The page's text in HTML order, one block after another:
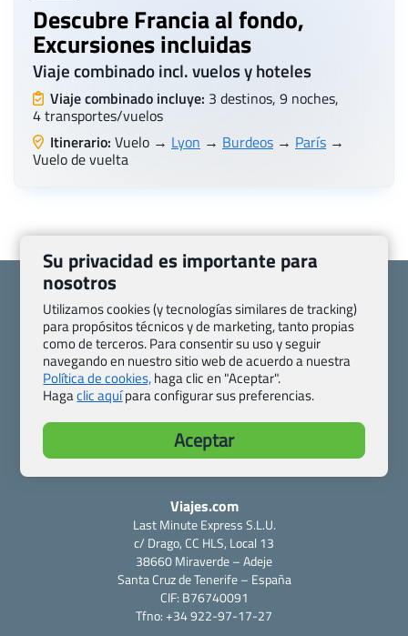
Descubre Francia al fondo,
Excursiones incluidas
Viaje combinado incl. vuelos y hoteles
Viaje combinado incluye: 3 destinos, 9 noches,
4 transportes/vuelos
Itinerario: Vuelo → Lyon → Burdeos → París →
Vuelo de vuelta
Quienes somos
Contacto
Pasaporte, Visado, Salud y otras disposiciones específicas
Blog de Viajes.com
Registro de agencias
Preguntas frecuentes
Condiciones generales
Política de privacidad y cookies
Viajes.com
Last Minute Express S.L.U.
c/ Drago, CC HLS, Local 13
38660 Miraverde – Adeje
Santa Cruz de Tenerife – España
CIF: B76740091
Tfno: +34 922-97-17-27
Su privacidad es importante para
nosotros
Utilizamos cookies (y tecnologías similares de tracking)
para propósitos técnicos y de marketing, tanto propias
como de terceros. Para consentir su uso y seguir
navegando en nuestro sitio web de acuerdo a nuestra
Política de cookies,haga clic en "Aceptar".
Hagaclic aquípara configurar sus preferencias.
Aceptar